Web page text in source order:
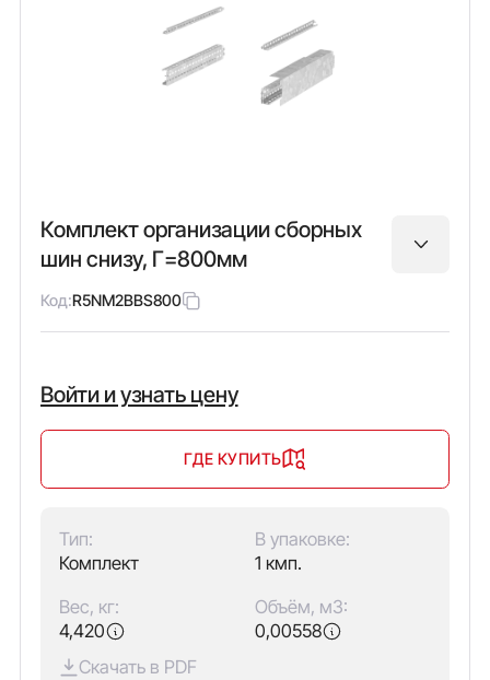
Комплект организации сборных
шин снизу, Г=800мм
Код:R5NM2BBS800
Войти и узнать цену
ГДЕ КУПИТЬ
Тип:
Комплект
В упаковке:
1 кмп.
Вес, кг:
4,420
Объём, м3:
0,00558
Скачать в PDF